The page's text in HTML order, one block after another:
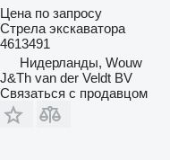
Цена по запросу
Стрела экскаватора
4613491
Нидерланды, Wouw
J&Th van der Veldt BV
Связаться с продавцом